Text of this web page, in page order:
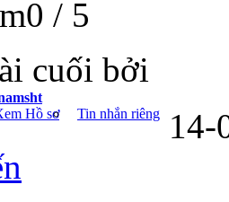
/ 5
cuối bởi
Hồ sơ
Tin nhắn riêng